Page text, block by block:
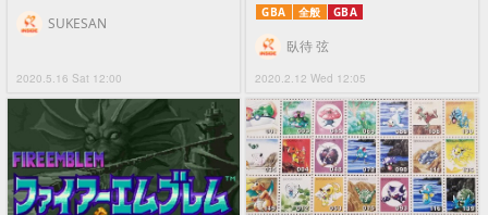
2020.5.16 Sat 12:00
SUKESAN
GBA 全般 GBA
2020.2.12 Wed 12:05
臥待 弦